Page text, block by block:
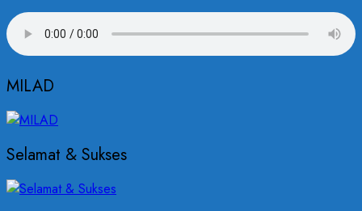
MILAD
Selamat & Sukses